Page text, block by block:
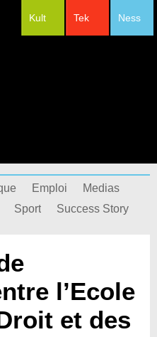
Ness
Tek
Kult
Emploi
Medias
Sport Success Story
l’Ecole
et des